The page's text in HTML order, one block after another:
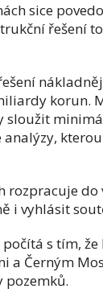
sice
řešení
korun.
rozpracuje
i vyhlásit
s tím,
a Černým
pozemků.